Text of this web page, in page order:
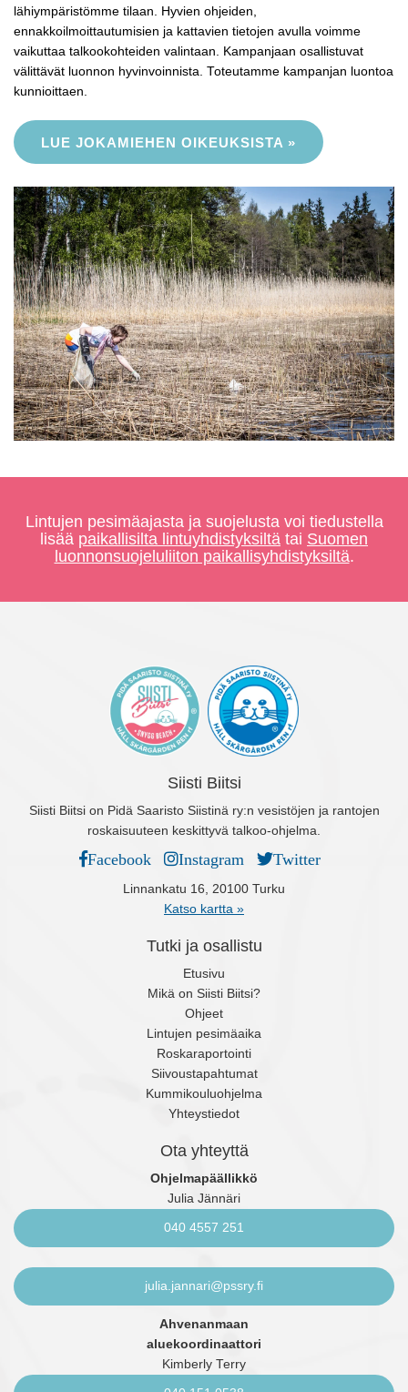
lähiympäristömme tilaan. Hyvien ohjeiden,
ennakkoilmoittautumisien ja kattavien tietojen avulla voimme
vaikuttaa talkookohteiden valintaan. Kampanjaan osallistuvat
välittävät luonnon hyvinvoinnista. Toteutamme kampanjan luontoa
kunnioittaen.
LUE JOKAMIEHEN OIKEUKSISTA »
Lintujen pesimäajasta ja suojelusta voi tiedustella
lisää paikallisilta lintuyhdistyksiltä tai Suomen
luonnonsuojeluliiton paikallisyhdistyksiltä.
Siisti Biitsi
Siisti Biitsi on Pidä Saaristo Siistinä ry:n vesistöjen ja rantojen
roskaisuuteen keskittyvä talkoo-ohjelma.
Facebook Instagram Twitter
Linnankatu 16, 20100 Turku
Katso kartta »
Tutki ja osallistu
Etusivu
Mikä on Siisti Biitsi?
Ohjeet
Lintujen pesimäaika
Roskaraportointi
Siivoustapahtumat
Kummikouluohjelma
Yhteystiedot
Ota yhteyttä
Ohjelmapäällikkö
Julia Jännäri
040 4557 251
julia.jannari@pssry.fi
Ahvenanmaan
aluekoordinaattori
Kimberly Terry